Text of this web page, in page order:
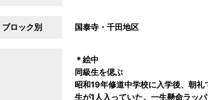
ブロック別 国泰寺・千田地区
＊絵中
同級生を偲ぶ
昭和19年修道中学校に入学後、朝
生が1人入っていた。一生懸命ラッ